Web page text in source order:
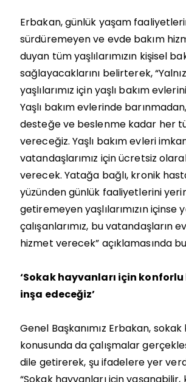
Erbakan, günlük yaşam
sürdüremeyen ve evde bakım
duyan tüm yaşlılarımızın kişisel
sağlayacaklarını belirterek,
yaşlılarımız için yaşlı bakım
Yaşlı bakım evlerinde
desteğe ve beslenme kadar her
vereceğiz. Yaşlı bakım evleri
vatandaşlarımız için ücretsiz
verecek. Yatağa bağlı, kronik
yüzünden günlük faaliyetlerini
getiremeyen yaşlılarımızın içinse
çalışanlarımız, bu vatandaşların
hizmet verecek” açıklamasında
‘Sokak hayvanları için
inşa edeceğiz’
Genel Başkanımız Erbakan,
konusunda da çalışmalar
dile getirerek, şu ifadelere yer
“Sokak hayvanları için